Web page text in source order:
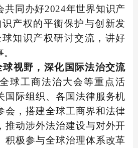
共同办好2024年世界知识产
产权的平衡保护与创新发
知识产权研讨交流，讲好
球视野，深化国际法治交流
球工商法治大会等重点活
国际组织、各国法律服务机
会，搭建全球工商界和法律
推动涉外法治建设与对外开
积极参与全球治理体系改革